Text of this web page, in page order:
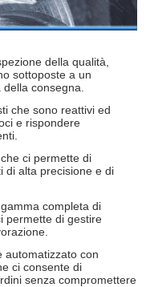
della qualità,
sottoposte a un
consegna.
che sono reattivi ed
e rispondere
ci permette di
di alta precisione e di
completa di
permette di gestire
automatizzato con
ci consente di
senza compromettere